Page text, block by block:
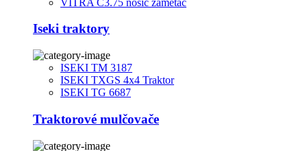
Iseki traktory
ISEKI TM 3187
ISEKI TXGS 4x4 Traktor
ISEKI TG 6687
Traktorové mulčovače